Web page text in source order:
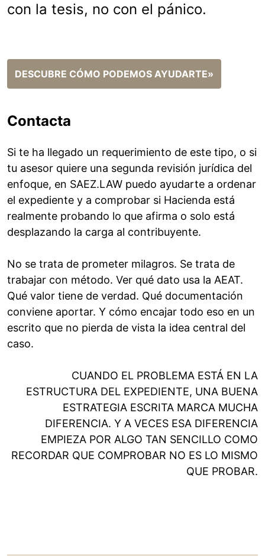
con la tesis, no con el pánico.
DESCUBRE CÓMO PODEMOS AYUDARTE»
Contacta
Si te ha llegado un requerimiento de este tipo, o si
tu asesor quiere una segunda revisión jurídica del
enfoque, en SAEZ.LAW puedo ayudarte a ordenar
el expediente y a comprobar si Hacienda está
realmente probando lo que afirma o solo está
desplazando la carga al contribuyente.
No se trata de prometer milagros. Se trata de
trabajar con método. Ver qué dato usa la AEAT.
Qué valor tiene de verdad. Qué documentación
conviene aportar. Y cómo encajar todo eso en un
escrito que no pierda de vista la idea central del
caso.
CUANDO EL PROBLEMA ESTÁ EN LA
ESTRUCTURA DEL EXPEDIENTE, UNA BUENA
ESTRATEGIA ESCRITA MARCA MUCHA
DIFERENCIA. Y A VECES ESA DIFERENCIA
EMPIEZA POR ALGO TAN SENCILLO COMO
RECORDAR QUE COMPROBAR NO ES LO MISMO
QUE PROBAR.